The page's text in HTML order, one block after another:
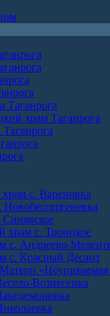
Таганрога
храм Таганрога
с. Вареновка
Синявское
храм с. Троицкое
с. Андреево-
с. Красный Десант
«Неупиваемая
Вознесенка